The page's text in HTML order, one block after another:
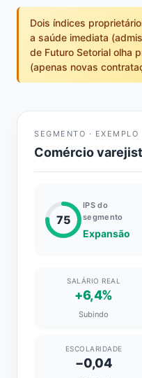
Dois índices
a saúde imediata
de Futuro Setorial olha
(apenas novas
SEGMENTO · EXEMPLO
Comércio
75
IPS do
segmento
Expansão
SALÁRIO REAL
+6,4%
Subindo
ESCOLARIDADE
−0,04